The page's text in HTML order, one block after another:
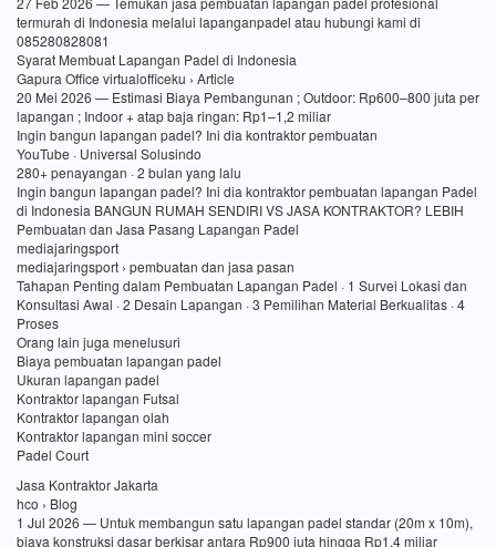
termurah di Indonesia melalui lapanganpadel atau hubungi kami di
085280828081
Syarat Membuat Lapangan Padel di Indonesia
Gapura Office virtualofficeku › Article
20 Mei 2026 — Estimasi Biaya Pembangunan ; Outdoor: Rp600–800 juta per
lapangan ; Indoor + atap baja ringan: Rp1–1,2 miliar
Ingin bangun lapangan padel? Ini dia kontraktor pembuatan
YouTube · Universal Solusindo
280+ penayangan · 2 bulan yang lalu
Ingin bangun lapangan padel? Ini dia kontraktor pembuatan lapangan Padel
di Indonesia BANGUN RUMAH SENDIRI VS JASA KONTRAKTOR? LEBIH
Pembuatan dan Jasa Pasang Lapangan Padel
mediajaringsport
mediajaringsport › pembuatan dan jasa pasan
Tahapan Penting dalam Pembuatan Lapangan Padel · 1 Survei Lokasi dan
Konsultasi Awal · 2 Desain Lapangan · 3 Pemilihan Material Berkualitas · 4
Proses
Orang lain juga menelusuri
Biaya pembuatan lapangan padel
Ukuran lapangan padel
Kontraktor lapangan Futsal
Kontraktor lapangan olah
Kontraktor lapangan mini soccer
Padel Court
Jasa Kontraktor Jakarta
hco › Blog
1 Jul 2026 — Untuk membangun satu lapangan padel standar (20m x 10m),
biaya konstruksi dasar berkisar antara Rp900 juta hingga Rp1,4 miliar